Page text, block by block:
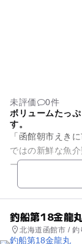
未評価
0件
ボリュームたっ
す。
「函館朝市えき
ではの新鮮な魚
ーズナブルな値
めしセットなど
釣船第18金龍
北海道函館市 / 釣